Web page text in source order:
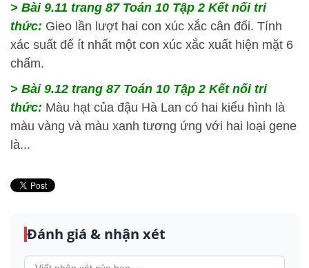
> Bài 9.11 trang 87 Toán 10 Tập 2 Kết nối tri
thức: Gieo lần lượt hai con xúc xắc cân đối. Tính
xác suất để ít nhất một con xúc xắc xuất hiện mặt 6
chấm.
> Bài 9.12 trang 87 Toán 10 Tập 2 Kết nối tri
thức: Màu hạt của đậu Hà Lan có hai kiểu hình là
màu vàng và màu xanh tương ứng với hai loại gene
là...
Đánh giá & nhận xét